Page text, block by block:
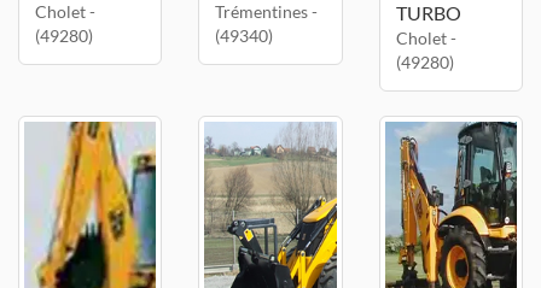
Cholet -
(49280)
Trémentines -
(49340)
TURBO
Cholet -
(49280)